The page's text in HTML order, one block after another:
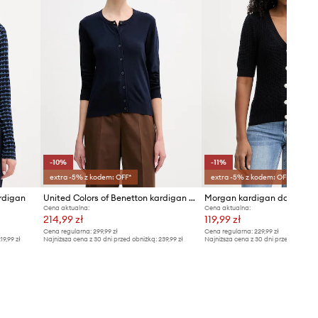
zł
-10%
extra -5% z kodem: OFF*
United Colors of Benetton kardigan damski bawełniany
Cena aktualna:
214,99 zł
Cena regularna:299,99 zł
Najniższa cena z 30 dni przed obniżką:239,99 zł
-11%
extra -5% z kodem: OFF*
Cena aktualna:
119,99 zł
Cena regularna: 229,99 zł
Najniższa cena z 30 dni przed obniżką: